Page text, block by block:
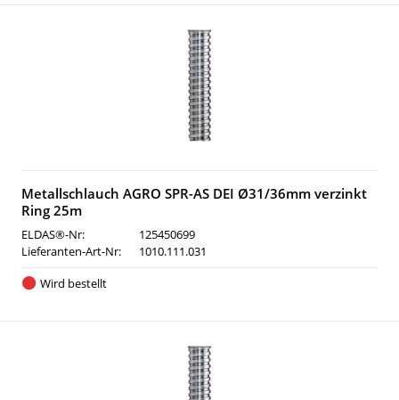
Metallschlauch AGRO SPR-AS DEI Ø31/36mm verzinkt
Ring 25m
ELDAS®-Nr:
125450699
Lieferanten-Art-Nr:
1010.111.031
Wird bestellt